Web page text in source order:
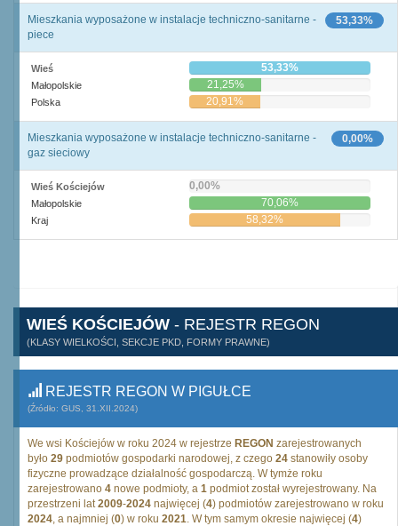
53,33%
Mieszkania wyposażone w instalacje techniczno-sanitarne -
piece
Wieś 53,33%
Małopolskie 21,25%
Polska 20,91%
0,00%
Mieszkania wyposażone w instalacje techniczno-sanitarne -
gaz sieciowy
Wieś Kościejów 0,00%
Małopolskie 70,06%
Kraj 58,32%
WIEŚ KOŚCIEJÓW - REJESTR REGON
(KLASY WIELKOŚCI, SEKCJE PKD, FORMY PRAWNE)
REJESTR REGON W PIGUŁCE
(Źródło: GUS, 31.XII.2024)
We wsi Kościejów w roku 2024 w rejestrze REGON zarejestrowanych
było 29 podmiotów gospodarki narodowej, z czego 24 stanowiły osoby
fizyczne prowadzące działalność gospodarczą. W tymże roku
zarejestrowano 4 nowe podmioty, a 1 podmiot został wyrejestrowany. Na
przestrzeni lat2009-2024 najwięcej (4) podmiotów zarejestrowano w roku
2024, a najmniej (0) w roku 2021. W tym samym okresie najwięcej (4)